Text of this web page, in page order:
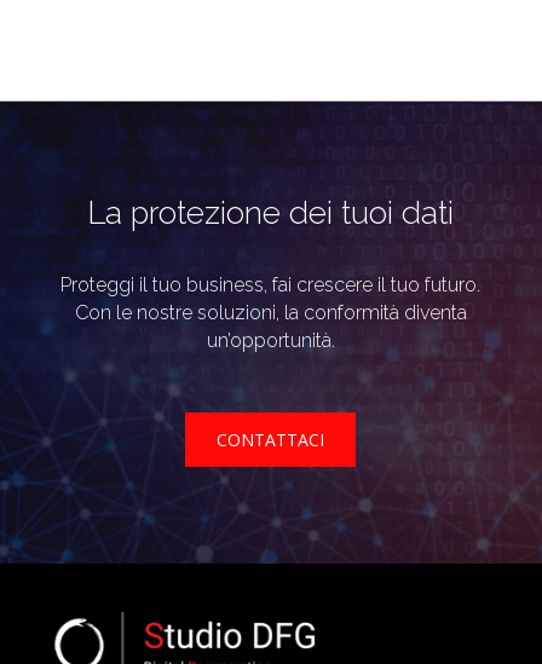
La protezione dei tuoi dati
Proteggi il tuo business, fai crescere il tuo futuro.
Con le nostre soluzioni, la conformità diventa
un’opportunità.
CONTATTACI